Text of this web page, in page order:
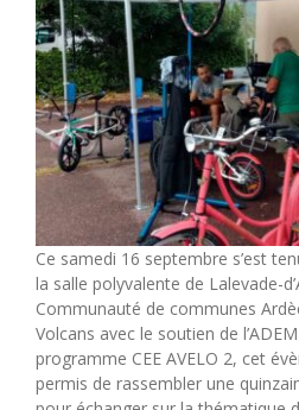
Ce samedi 16 septembre s’est
la salle polyvalente de Lalevade-
Communauté de communes
Volcans avec le soutien de
programme CEE AVELO 2, cet
permis de rassembler une